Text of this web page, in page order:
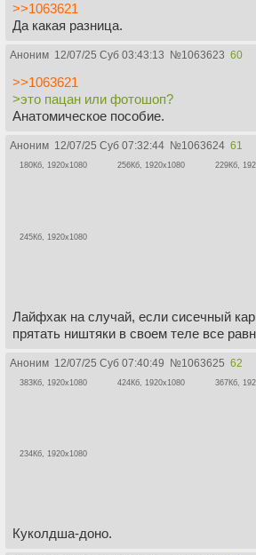
>>1063621
Да какая разница.
Аноним 12/07/25 Суб 03:43:13 №1063623 60
>>1063621
>это пацан или фотошоп?
Анатомическое пособие.
Аноним 12/07/25 Суб 07:32:44 №1063624 61
180Кб, 1920x1080 256Кб, 1920x1080 229Кб,
245Кб, 1920x1080
Лайфхак на случай, если сисечный
прятать ништяки в своем теле все
Аноним 12/07/25 Суб 07:40:49 №1063625 62
383Кб, 1920x1080 424Кб, 1920x1080 367Кб,
234Кб, 1920x1080
Куколдша-доно.